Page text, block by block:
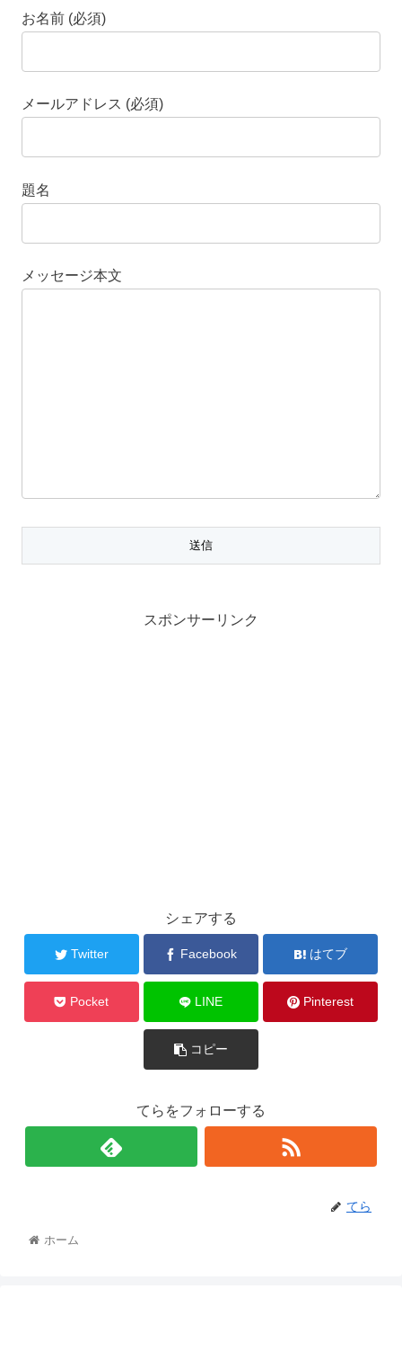
お名前 (必須)
メールアドレス (必須)
題名
メッセージ本文
スポンサーリンク
シェアする
Twitter Facebook はてブ
Pocket LINE Pinterest
コピー
てらをフォローする
てら
ホーム